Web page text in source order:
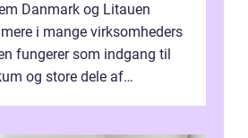
Danmark og Litauen
i mange virksomheders
fungerer som indgang til
og store dele af